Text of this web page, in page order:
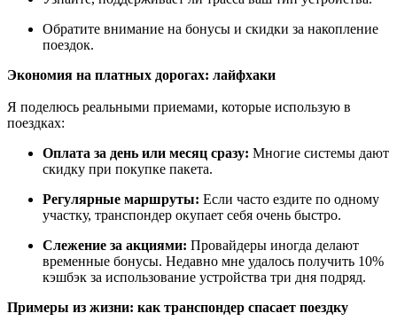
Обратите внимание на бонусы и скидки за накопление
поездок.
Экономия на платных дорогах: лайфхаки
Я поделюсь реальными приемами, которые использую в
поездках:
Оплата за день или месяц сразу: Многие системы дают
скидку при покупке пакета.
Регулярные маршруты: Если часто ездите по одному
участку, транспондер окупает себя очень быстро.
Слежение за акциями: Провайдеры иногда делают
временные бонусы. Недавно мне удалось получить 10%
кэшбэк за использование устройства три дня подряд.
Примеры из жизни: как транспондер спасает поездку